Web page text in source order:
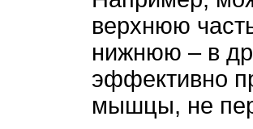
верхнюю
нижнюю – в
эффективно
мышцы, не